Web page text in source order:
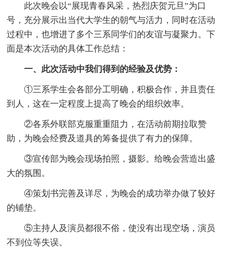
此次晚会以“展现青春风采，热烈庆贺元旦”为口
号，充分展示出当代大学生的朝气与活力，同时在活动
过程中，也增进了多个三系同学们的友谊与凝聚力。下
面是本次活动的具体工作总结：
一、此次活动中我们得到的经验及优势：
①三系学生会各部分工明确，积极合作，并且责任
到人，这在一定程度上提高了晚会的组织效率。
②各系外联部克服重重阻力，在活动前期拉取赞
助，为晚会经费及道具的筹备提供了有力的保障。
③宣传部为晚会现场拍照，摄影。给晚会营造出盛
大的氛围。
④策划书完善及详尽，为晚会的成功举办做了较好
的铺垫。
⑤主持人及演员都很不俗，使没有出现空场，演员
不到位等失误。